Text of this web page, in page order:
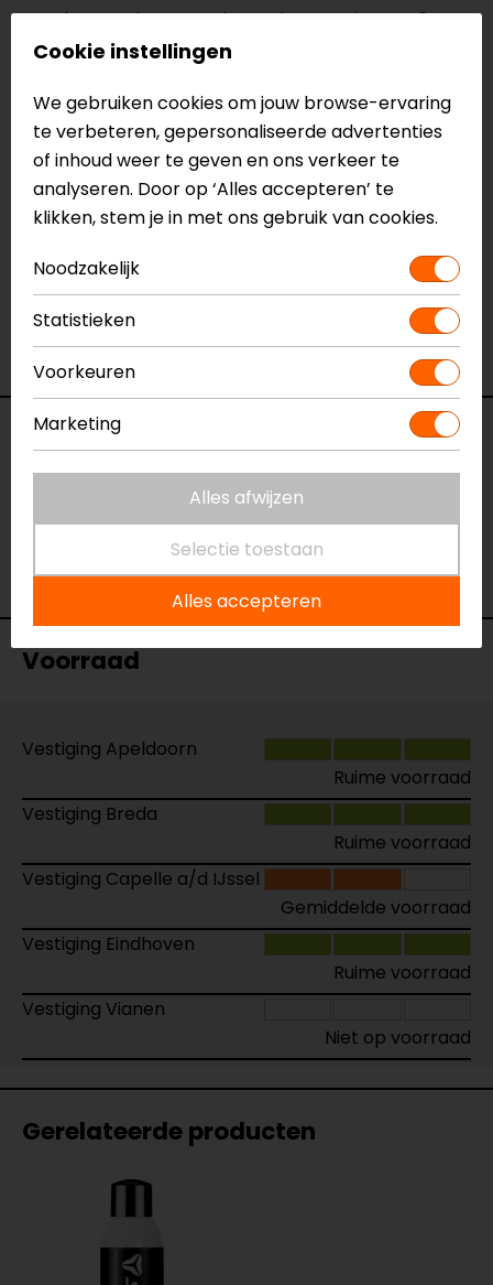
Laat het product vervolgens drogen. Binnen 48 uur
is de protector volledig werkzaam en biedt hij
Meer informatie nodig?
Heb je meer informatie nodig over dit product?
Neem dan
contact
met ons op of kom langs in één
onze winkels
in Breda, Capelle aan den IJssel,
Eindhoven, Vianen of Apeldoorn. In de winkels kun je
het product bekijken & passen en staan onze
verkoopmedewerkers voor je klaar met advies.
Bekijk onze andereonderhoudsmiddelen.
Specificaties
Functional Wear Protector
Model
8SFI25200ML
Kleur
N.v.t.
Voorraad
Vestiging Apeldoorn
Ruime voorraad
Vestiging Breda
Ruime voorraad
Vestiging Capelle a/d IJssel
Gemiddelde voorraad
Vestiging Eindhoven
Ruime voorraad
Vestiging Vianen
Niet op voorraad
Gerelateerde producten
Cookie instellingen
We gebruiken cookies om jouw browse-ervaring
te verbeteren, gepersonaliseerde advertenties
of inhoud weer te geven en ons verkeer te
analyseren. Door op ‘Alles accepteren’ te
klikken, stem je in met ons gebruik van cookies.
Noodzakelijk
Statistieken
Voorkeuren
Marketing
Alles afwijzen
Selectie toestaan
Alles accepteren